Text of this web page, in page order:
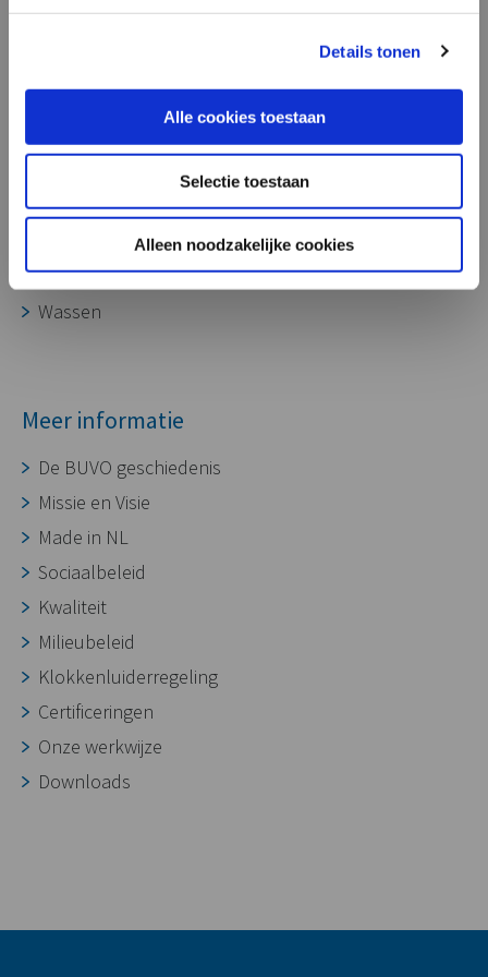
Details tonen
Alle cookies toestaan
Selectie toestaan
Alleen noodzakelijke cookies
CNC bewerking
Assembleren
Oppervlaktebehandeling
Wassen
Meer informatie
De BUVO geschiedenis
Missie en Visie
Made in NL
Sociaalbeleid
Kwaliteit
Milieubeleid
Klokkenluiderregeling
Certificeringen
Onze werkwijze
Downloads
onze aluminium gietdelen ook zeer
geschikt voor toepassing in laadpalen,